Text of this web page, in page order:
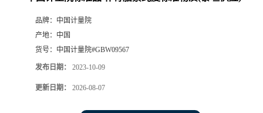
品牌： 中国计量院
产地： 中国
货号： 中国计量院#GBW09567
发布日期： 2023-10-09
更新日期： 2026-08-07